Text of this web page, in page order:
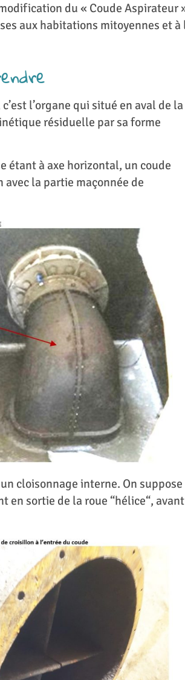
du « Coude Aspirateur
aux habitations mitoyennes et à
l’organe qui situé en aval de la
résiduelle par sa forme
étant à axe horizontal, un coude
la partie maçonnée de
cloisonnage interne. On suppose
en sortie de la roue “hélice“, avant